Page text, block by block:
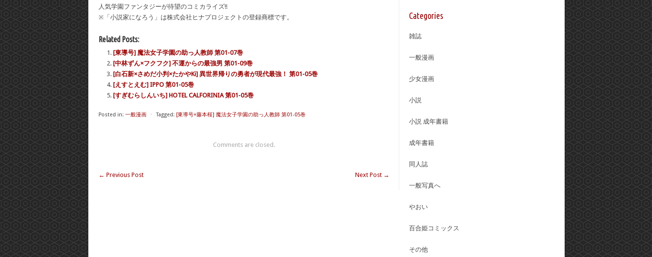
人気学園ファンタジーが待望のコミカライズ!!
※「小説家になろう」は株式会社ヒナプロジェクトの登録商標です。
Related Posts:
[東導号] 魔法女子学園の助っ人教師 第01-07巻
[中林ずん×フクフク] 不運からの最強男 第01-09巻
[白石新×さめだ小判×たかやKi] 異世界帰りの勇者が現代最強！ 第01-05巻
[えすとえむ] IPPO 第01-05巻
[すぎむらしんいち] HOTEL CALFORINIA 第01-05巻
Posted in: 一般漫画 ⋅ Tagged: [東導号×藤本桜] 魔法女子学園の助っ人教師 第01-05巻
Comments are closed.
← Previous Post Next Post →
Categories
雑誌
一般漫画
少女漫画
小説
小説 成年書籍
成年書籍
同人誌
一般写真へ
やおい
百合姫コミックス
その他